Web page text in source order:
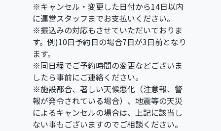
※キャンセル・変更した日付から14日以内
に運営スタッフまでお支払いください。
※振込みの対応もさせていただいておりま
す。例)10日予約日の場合7日が3日前となり
ます。
※同日程でご予約時間の変更などございま
したら事前にご連絡ください。
※施設都合、著しい天候悪化（注意報、警
報が発令されている場合）、地震等の天災
によるキャンセルの場合は、上記に該当し
ない事もございますのでご相談ください。